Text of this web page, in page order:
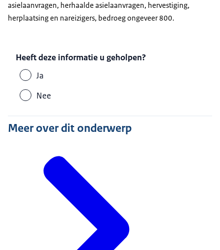
asielaanvragen, herhaalde asielaanvragen, hervestiging,
herplaatsing en nareizigers, bedroeg ongeveer 800.
Heeft deze informatie u geholpen?
Ja
Nee
Meer over dit onderwerp